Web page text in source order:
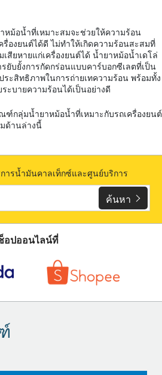
หม้อน้ำที่เหมาะสมจะช่วยให้ความร้อน
รื่องยนต์ได้ดี ไม่ทำให้เกิดความร้อนสะสมที่
เสียหายแก่เครื่องยนต์ได้ น้ำยาหม้อน้ำเดโล่
ยับยั้งการกัดกร่อนแบบคาร์บอกซีเลตที่เป็น
ะสิทธิภาพในการถ่ายเทความร้อน พร้อมทั้ง
ะบายความร้อนได้เป็นอย่างดี
ฑ์กลุ่มน้ำยาหม้อน้ำที่เหมาะกับรถเครื่องยนต์
ด้านล่างนี้
ารน้ำมันคาลเท็กซ์และศูนย์บริการ
ค้นหา
อปออนไลน์ที่